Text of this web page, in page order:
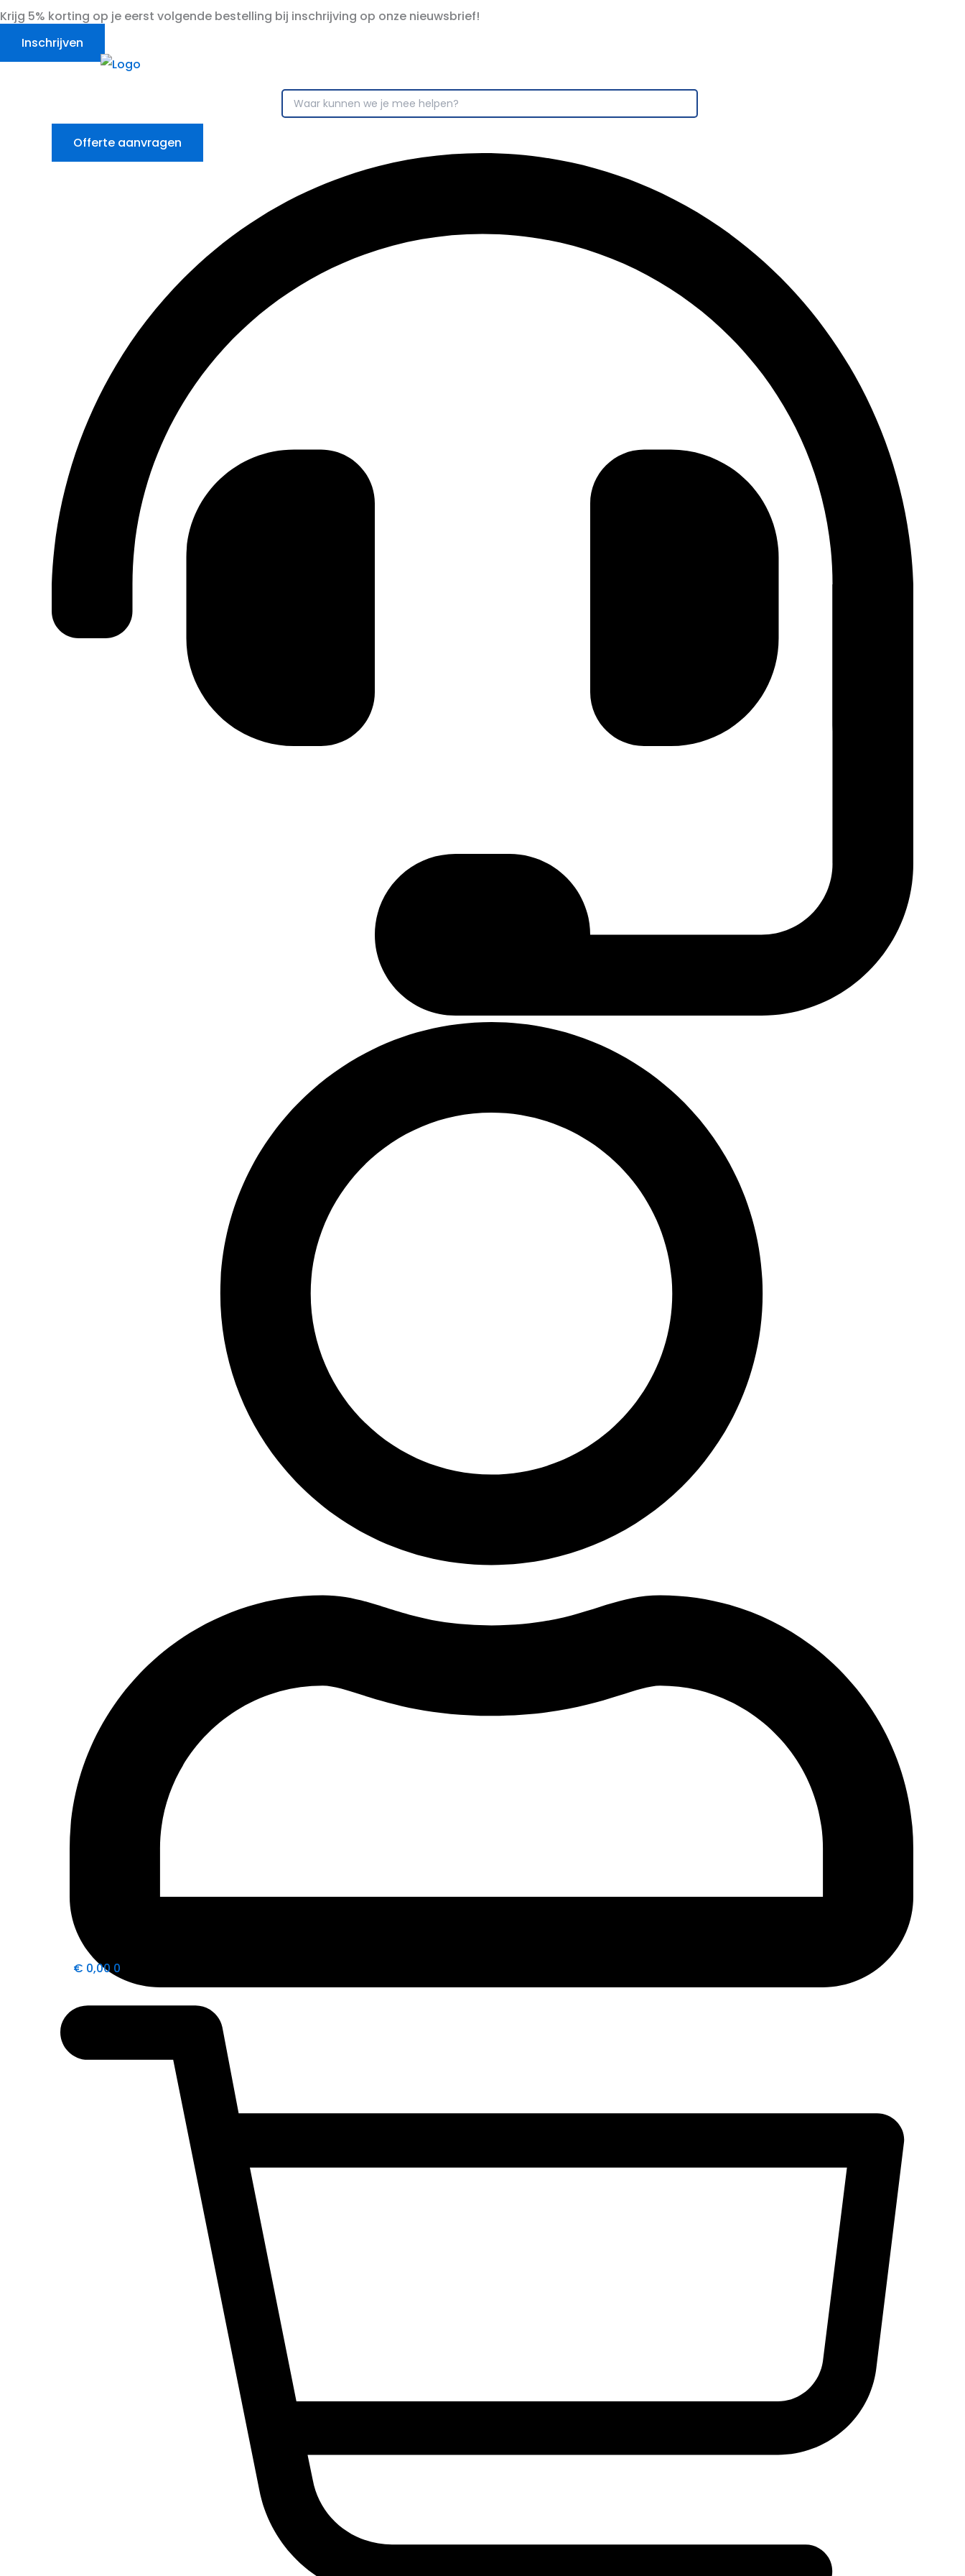
Ga
Krijg 5% korting op je eerst volgende bestelling bij inschrijving op onze nieuwsbrief!
Inschrijven
Offerte aanvragen
€ 0,00 0